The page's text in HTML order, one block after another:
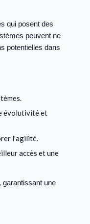
qui posent des
peuvent ne
potentielles dans
évolutivité et
l'agilité.
accès et une
une